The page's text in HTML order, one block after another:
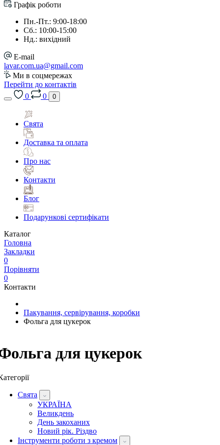
Графік роботи
Пн.-Пт.: 9:00-18:00
Сб.: 10:00-15:00
Нд.: вихідний
E-mail
lavar.com.ua@gmail.com
Ми в соцмережах
Перейти до контактів
0
0 0
Свята
Доставка та оплата
Про нас
Контакти
Блог
Подарункові сертифікати
Каталог
Головна
Закладки
0
Порівняти
0
Контакти
Пакування, сервірування, коробки
Фольга для цукерок
для цукерок
Свята
УКРАЇНА
Великдень
День закоханих
Новий рік. Різдво
Інструменти роботи з кремом